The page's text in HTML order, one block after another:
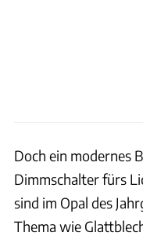
Doch ein modernes
Dimmschalter fürs
sind im Opal des
Thema wie